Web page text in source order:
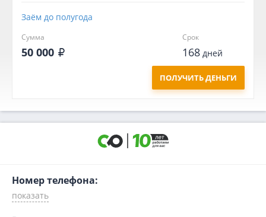
Заём до полугода
Сумма
50 000
Срок
168дней
ПОЛУЧИТЬ ДЕНЬГИ
Номер телефона: